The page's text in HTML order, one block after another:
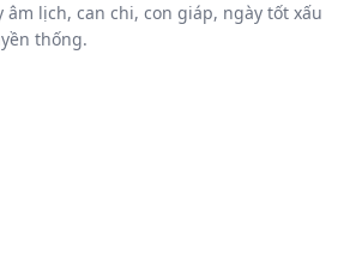
âm lịch, can chi, con giáp, ngày tốt xấu
thống.